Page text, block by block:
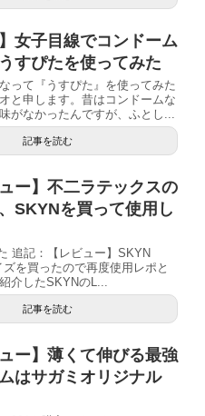
女子目線でコンドーム
すぴたを使ってみた
って『うすぴた』を使ってみた
と申します。昔はコンドームな
がなかったんですが、ふとし...
記事を読む
ー】不二ラテックスの
SKYNを買って使用し
追記：【レビュー】SKYN
を買ったので再度使用レポと
介したSKYNのL...
記事を読む
ー】薄くて伸びる最強
はサガミオリジナル